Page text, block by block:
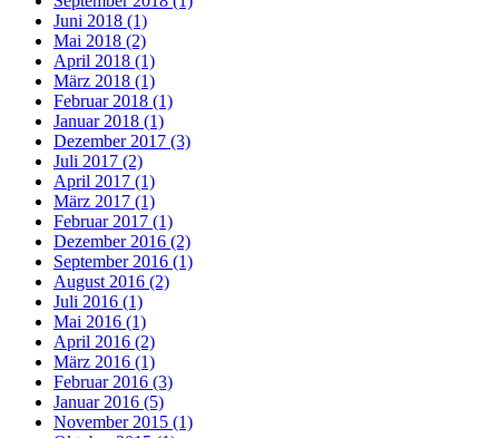
Juni 2018 (1)
Mai 2018 (2)
April 2018 (1)
März 2018 (1)
Februar 2018 (1)
Januar 2018 (1)
Dezember 2017 (3)
Juli 2017 (2)
April 2017 (1)
März 2017 (1)
Februar 2017 (1)
Dezember 2016 (2)
September 2016 (1)
August 2016 (2)
Juli 2016 (1)
Mai 2016 (1)
April 2016 (2)
März 2016 (1)
Februar 2016 (3)
Januar 2016 (5)
November 2015 (1)